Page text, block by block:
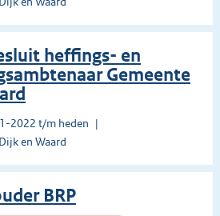
heffings- en
Gemeente
2022 t/m heden
en Waard
BRP